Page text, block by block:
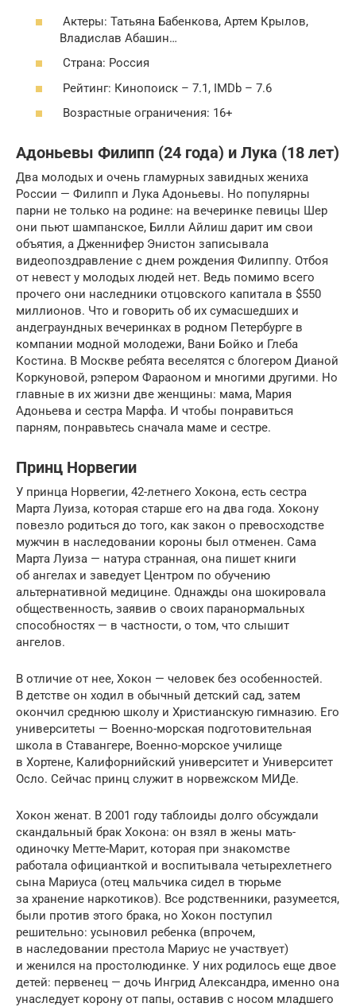
Актеры: Татьяна Бабенкова, Артем Крылов,
Владислав Абашин…
Страна: Россия
Рейтинг: Кинопоиск – 7.1, IMDb – 7.6
Возрастные ограничения: 16+
Адоньевы Филипп (24 года) и Лука (18 лет)
Два молодых и очень гламурных завидных жениха
России — Филипп и Лука Адоньевы. Но популярны
парни не только на родине: на вечеринке певицы Шер
они пьют шампанское, Билли Айлиш дарит им свои
объятия, а Дженнифер Энистон записывала
видеопоздравление с днем рождения Филиппу. Отбоя
от невест у молодых людей нет. Ведь помимо всего
прочего они наследники отцовского капитала в $550
миллионов. Что и говорить об их сумасшедших и
андеграундных вечеринках в родном Петербурге в
компании модной молодежи, Вани Бойко и Глеба
Костина. В Москве ребята веселятся с блогером Дианой
Коркуновой, рэпером Фараоном и многими другими. Но
главные в их жизни две женщины: мама, Мария
Адоньева и сестра Марфа. И чтобы понравиться
парням, понравьтесь сначала маме и сестре.
Принц Норвегии
У принца Норвегии, 42-летнего Хокона, есть сестра
Марта Луиза, которая старше его на два года. Хокону
повезло родиться до того, как закон о превосходстве
мужчин в наследовании короны был отменен. Сама
Марта Луиза — натура странная, она пишет книги
об ангелах и заведует Центром по обучению
альтернативной медицине. Однажды она шокировала
общественность, заявив о своих паранормальных
способностях — в частности, о том, что слышит
ангелов.
В отличие от нее, Хокон — человек без особенностей.
В детстве он ходил в обычный детский сад, затем
окончил среднюю школу и Христианскую гимназию. Его
университеты — Военно-морская подготовительная
школа в Ставангере, Военно-морское училище
в Хортене, Калифорнийский университет и Университет
Осло. Сейчас принц служит в норвежском МИДе.
Хокон женат. В 2001 году таблоиды долго обсуждали
скандальный брак Хокона: он взял в жены мать-
одиночку Метте-Марит, которая при знакомстве
работала официанткой и воспитывала четырехлетнего
сына Мариуса (отец мальчика сидел в тюрьме
за хранение наркотиков). Все родственники, разумеется,
были против этого брака, но Хокон поступил
решительно: усыновил ребенка (впрочем,
в наследовании престола Мариус не участвует)
и женился на простолюдинке. У них родилось еще двое
детей: первенец — дочь Ингрид Александра, именно она
унаследует корону от папы, оставив с носом младшего